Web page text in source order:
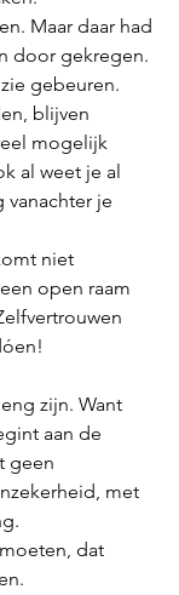
Maar daar had
door gekregen.
gebeuren.
blijven
mogelijk
al weet je al
vanachter je
niet
open raam
zijn. Want
aan de
geen
met
dat